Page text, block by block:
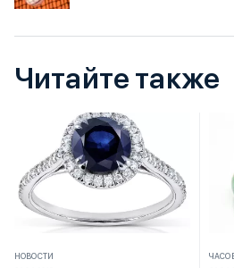
Читайте также
НОВОСТИ